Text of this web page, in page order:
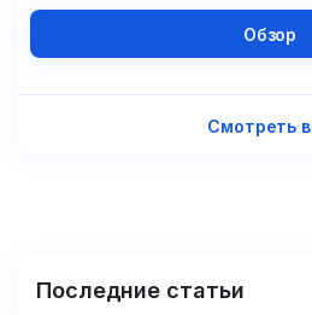
Обзор
Смотреть
Последние статьи